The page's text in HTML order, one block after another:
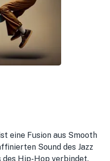
eine Fusion aus Smooth
Sound des Jazz
Hip-Hop verbindet.